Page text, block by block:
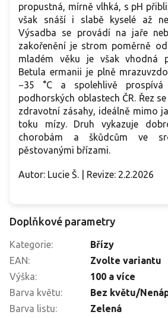
propustná, mírně vlhká, s pH
však snáší i slabě kyselé až
Výsadba se provádí na jaře
zakořenění je strom poměrně
mladém věku je však vhodná
Betula ermanii je plně
−35 °C a spolehlivě
podhorských oblastech ČR. Řez
zdravotní zásahy, ideálně mimo
toku mízy. Druh vykazuje
chorobám a škůdcům ve
pěstovanými břízami.
Autor: Lucie Š. | Revize: 2.2.2026
Doplňkové parametry
Kategorie:
Břízy
EAN:
Zvolte variantu
Výška:
100 a více
Barva květu:
Bez květu/
Barva listu:
Zelená